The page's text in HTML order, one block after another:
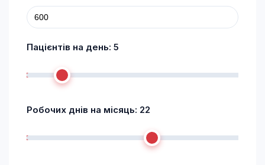
Пацієнтів на день: 5
Робочих днів на місяць: 22